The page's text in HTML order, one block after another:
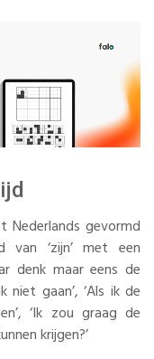
gevormd
‘zijn’ met een
denk maar eens de
niet gaan’, ‘Als ik de
‘Ik zou graag de
krijgen?’